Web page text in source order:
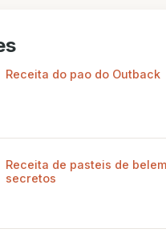
Receita do pao do Outback
Receita de pasteis de
secretos